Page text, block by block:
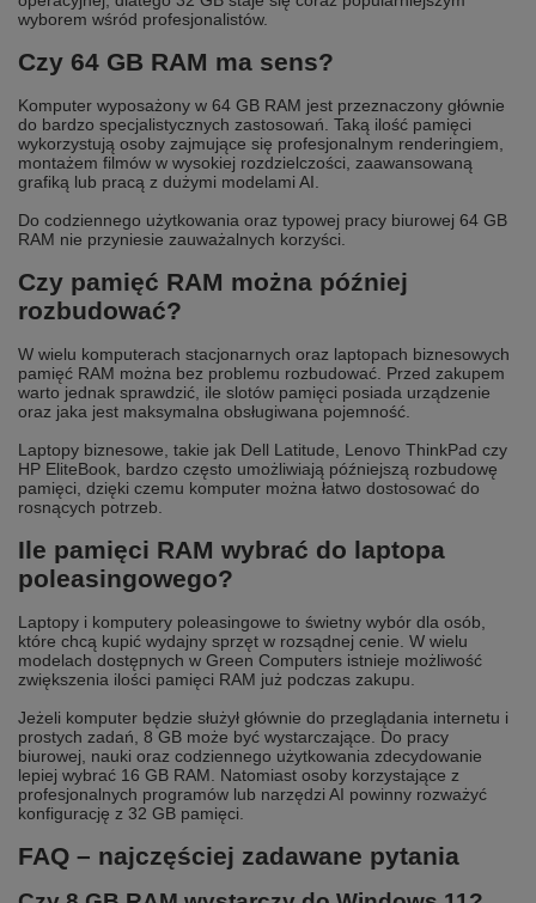
wyborem wśród profesjonalistów.
Czy 64 GB RAM ma sens?
Komputer wyposażony w 64 GB RAM jest przeznaczony głównie
do bardzo specjalistycznych zastosowań. Taką ilość pamięci
wykorzystują osoby zajmujące się profesjonalnym renderingiem,
montażem filmów w wysokiej rozdzielczości, zaawansowaną
grafiką lub pracą z dużymi modelami AI.
Do codziennego użytkowania oraz typowej pracy biurowej 64 GB
RAM nie przyniesie zauważalnych korzyści.
Czy pamięć RAM można później
rozbudować?
W wielu komputerach stacjonarnych oraz laptopach biznesowych
pamięć RAM można bez problemu rozbudować. Przed zakupem
warto jednak sprawdzić, ile slotów pamięci posiada urządzenie
oraz jaka jest maksymalna obsługiwana pojemność.
Laptopy biznesowe, takie jak Dell Latitude, Lenovo ThinkPad czy
HP EliteBook, bardzo często umożliwiają późniejszą rozbudowę
pamięci, dzięki czemu komputer można łatwo dostosować do
rosnących potrzeb.
Ile pamięci RAM wybrać do laptopa
poleasingowego?
Laptopy i komputery poleasingowe to świetny wybór dla osób,
które chcą kupić wydajny sprzęt w rozsądnej cenie. W wielu
modelach dostępnych w Green Computers istnieje możliwość
zwiększenia ilości pamięci RAM już podczas zakupu.
Jeżeli komputer będzie służył głównie do przeglądania internetu i
prostych zadań, 8 GB może być wystarczające. Do pracy
biurowej, nauki oraz codziennego użytkowania zdecydowanie
lepiej wybrać 16 GB RAM. Natomiast osoby korzystające z
profesjonalnych programów lub narzędzi AI powinny rozważyć
konfigurację z 32 GB pamięci.
FAQ – najczęściej zadawane pytania